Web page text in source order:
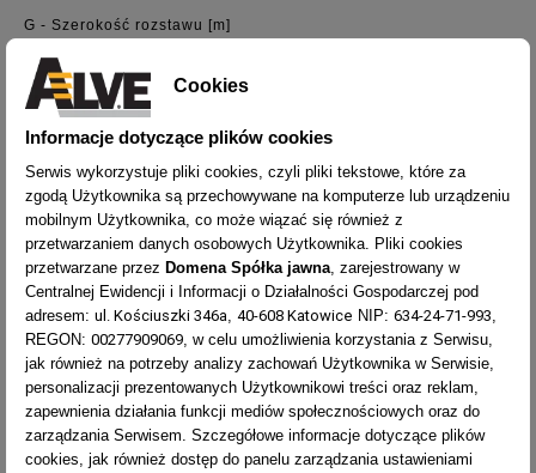
G - Szerokość rozstawu [m]
0,66
h - Wysokość podestu [m]
0,61 0,84 1,04 1,26 1,46
R - Liczba stopni/szczebli
2x3 2x4 2x5 2x6 2x7 2x8
X - Maksymalny zasięg pracy [m]
2,6 2,8 2,9 3 3,2 3,4
OPIS
JAK CZYTAĆ WYMIARY DRABINY?
Cookies
Informacje dotyczące plików cookies
Serwis wykorzystuje pliki cookies, czyli pliki tekstowe, które za
zgodą Użytkownika są przechowywane na komputerze lub urządzeniu
mobilnym Użytkownika, co może wiązać się również z
przetwarzaniem danych osobowych Użytkownika. Pliki cookies
przetwarzane przez Domena Spółka jawna, zarejestrowany w
Centralnej Ewidencji i Informacji o Działalności Gospodarczej pod
adresem: ul. Kościuszki 346a, 40-608 Katowice NIP: 634-24-71-993,
REGON: 00277909069, w celu umożliwienia korzystania z Serwisu,
jak również na potrzeby analizy zachowań Użytkownika w Serwisie,
personalizacji prezentowanych Użytkownikowi treści oraz reklam,
zapewnienia działania funkcji mediów społecznościowych oraz do
zarządzania Serwisem. Szczegółowe informacje dotyczące plików
cookies, jak również dostęp do panelu zarządzania ustawieniami